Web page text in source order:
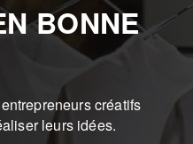
BONNE
créatifs
leurs idées.